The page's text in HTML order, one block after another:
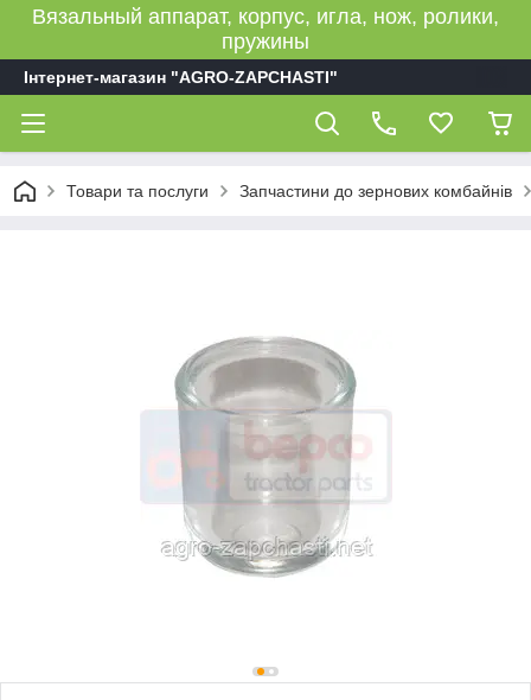
Вязальный аппарат, корпус, игла, нож, ролики,
пружины
Інтернет-магазин "AGRO-ZAPCHASTI"
Товари та послуги Запчастини до зернових комбайнів